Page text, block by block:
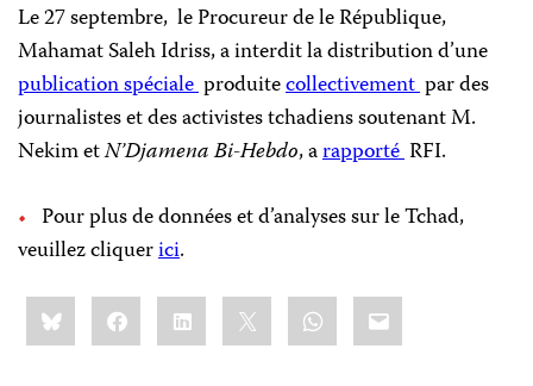
Le 27 septembre, le Procureur de le République,
Mahamat Saleh Idriss, a interdit la distribution d’une
publication spécialeproduitecollectivementpar des
journalistes et des activistes tchadiens soutenant M.
Nekim etN’Djamena Bi-Hebdo, arapportéRFI.
Pour plus de données et d’analyses sur le Tchad,
veuillez cliquerici.
Share
this:BlueskyFacebookLinkedIn WhatsApp
Email